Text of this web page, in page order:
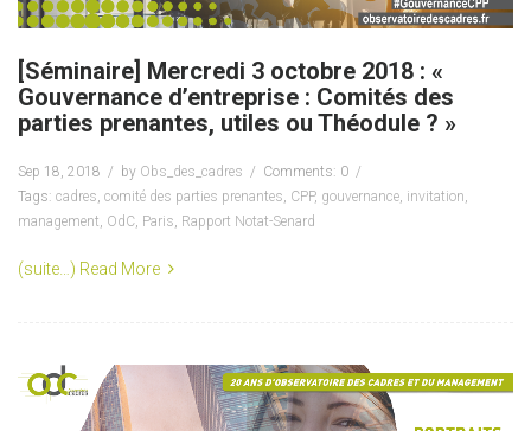
[Séminaire] Mercredi 3 octobre 2018 : «
Gouvernance d’entreprise : Comités des
parties prenantes, utiles ou Théodule ? »
Sep 18, 2018 by Obs_des_cadres
Comments: 0
Tags: cadres, comité des parties prenantes, CPP, gouvernance, invitation,
management, OdC, Paris, Rapport Notat-Senard
(suite…) Read More